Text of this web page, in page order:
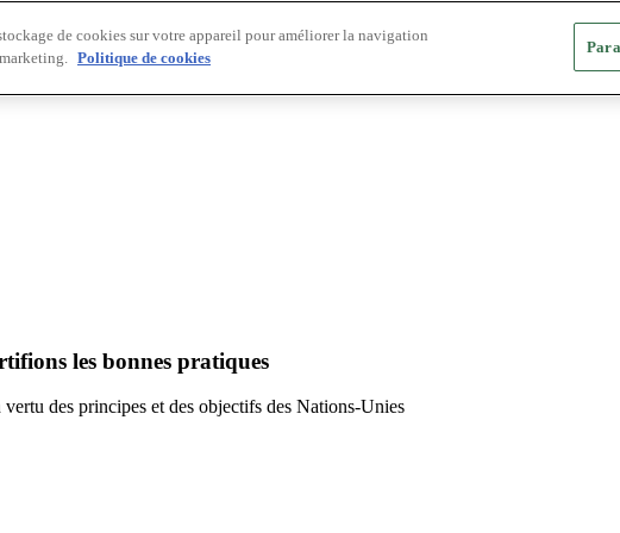
les bonnes pratiques
des principes et des objectifs des Nations-Unies
de cookies sur votre appareil pour améliorer la navigation
Politique de cookies